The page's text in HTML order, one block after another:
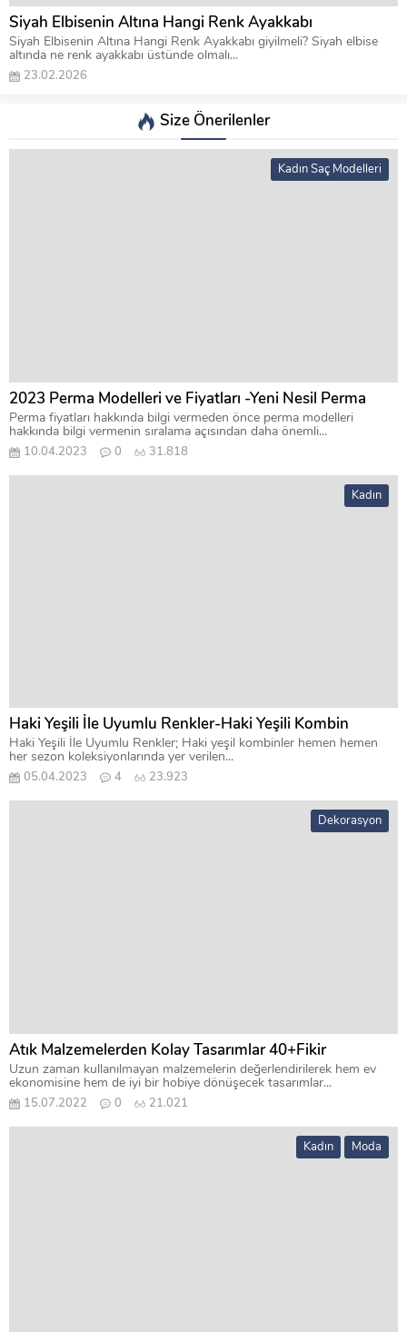
Siyah Elbisenin Altına Hangi Renk Ayakkabı
Siyah Elbisenin Altına Hangi Renk Ayakkabı giyilmeli? Siyah elbise
altında ne renk ayakkabı üstünde olmalı...
23.02.2026
Size Önerilenler
Kadın Saç Modelleri
2023 Perma Modelleri ve Fiyatları -Yeni Nesil Perma
Perma fiyatları hakkında bilgi vermeden önce perma modelleri
hakkında bilgi vermenin sıralama açısından daha önemli...
10.04.2023 0 31.818
Kadın
Haki Yeşili İle Uyumlu Renkler-Haki Yeşili Kombin
Haki Yeşili İle Uyumlu Renkler; Haki yeşil kombinler hemen hemen
her sezon koleksiyonlarında yer verilen...
05.04.2023 4 23.923
Dekorasyon
Atık Malzemelerden Kolay Tasarımlar 40+Fikir
Uzun zaman kullanılmayan malzemelerin değerlendirilerek hem ev
ekonomisine hem de iyi bir hobiye dönüşecek tasarımlar...
15.07.2022 0 21.021
Kadın Moda